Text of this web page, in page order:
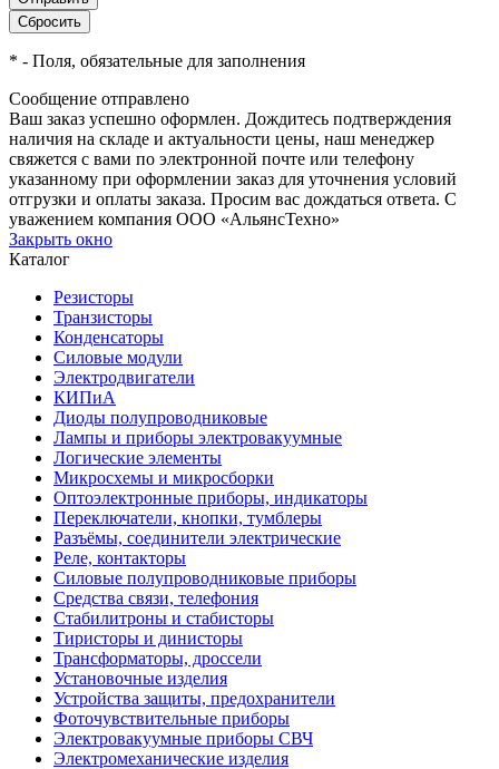
* - Поля, обязательные для заполнения
Сообщение отправлено
Ваш заказ успешно оформлен. Дождитесь подтверждения
наличия на складе и актуальности цены, наш менеджер
свяжется с вами по электронной почте или телефону
указанному при оформлении заказ для уточнения условий
отгрузки и оплаты заказа. Просим вас дождаться ответа. С
уважением компания ООО «АльянсТехно»
Закрыть окно
Каталог
Резисторы
Транзисторы
Конденсаторы
Силовые модули
Электродвигатели
КИПиА
Диоды полупроводниковые
Лампы и приборы электровакуумные
Логические элементы
Микросхемы и микросборки
Оптоэлектронные приборы, индикаторы
Переключатели, кнопки, тумблеры
Разъёмы, соединители электрические
Реле, контакторы
Силовые полупроводниковые приборы
Средства связи, телефония
Стабилитроны и стабисторы
Тиристоры и динисторы
Трансформаторы, дроссели
Установочные изделия
Устройства защиты, предохранители
Фоточувствительные приборы
Электровакуумные приборы СВЧ
Электромеханические изделия